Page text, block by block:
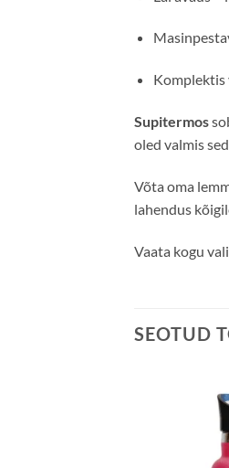
Komplektis
Supitermos
oled valmis
Võta oma
lahendus
Vaata kogu
SEOTUD